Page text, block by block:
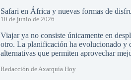
Safari en África y nuevas formas de
10 de junio de 2026
Viajar ya no consiste únicamente en
otro. La planificación ha evolucionado y
alternativas que permiten aprovechar
Redacción de Axarquía Hoy